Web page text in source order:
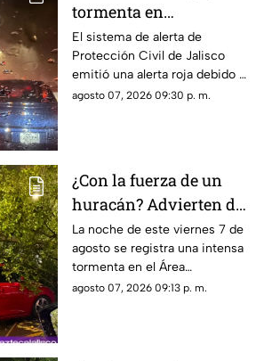
tormenta en
Guadalajara; advierten
de caída de árboles e
inundaciones
El sistema de alerta de
Protección Civil de Jalisco
emitió una alerta roja debido a
la fuerte tormenta que se
agosto 07, 2026 09:30 p. m.
¿Con la fuerza de un
huracán? Advierten de
FUERTES RACHAS DE
VIENTO superiores a
los 60 km/h durante
lluvia en Guadalajara
La noche de este viernes 7 de
agosto se registra una intensa
tormenta en el Área
Metropolitana de Guadalajara,
agosto 07, 2026 09:13 p. m.